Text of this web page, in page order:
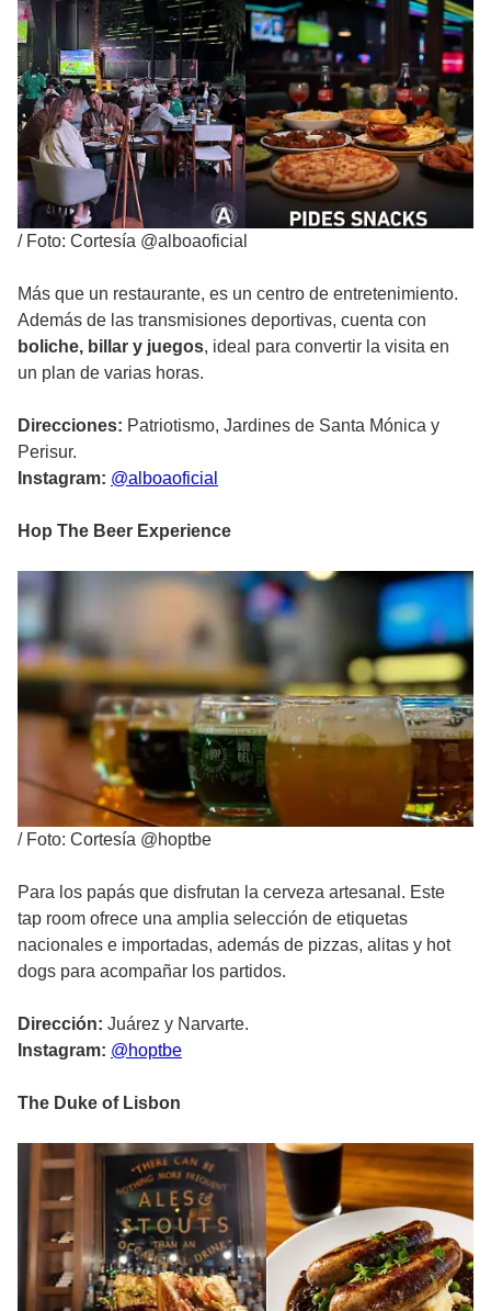
/ Foto: Cortesía @alboaoficial
Más que un restaurante, es un centro de entretenimiento.
Además de las transmisiones deportivas, cuenta con
boliche, billar y juegos, ideal para convertir la visita en
un plan de varias horas.
Direcciones: Patriotismo, Jardines de Santa Mónica y
Perisur.
Instagram: @alboaoficial
Hop The Beer Experience
/ Foto: Cortesía @hoptbe
Para los papás que disfrutan la cerveza artesanal. Este
tap room ofrece una amplia selección de etiquetas
nacionales e importadas, además de pizzas, alitas y hot
dogs para acompañar los partidos.
Dirección: Juárez y Narvarte.
Instagram: @hoptbe
The Duke of Lisbon